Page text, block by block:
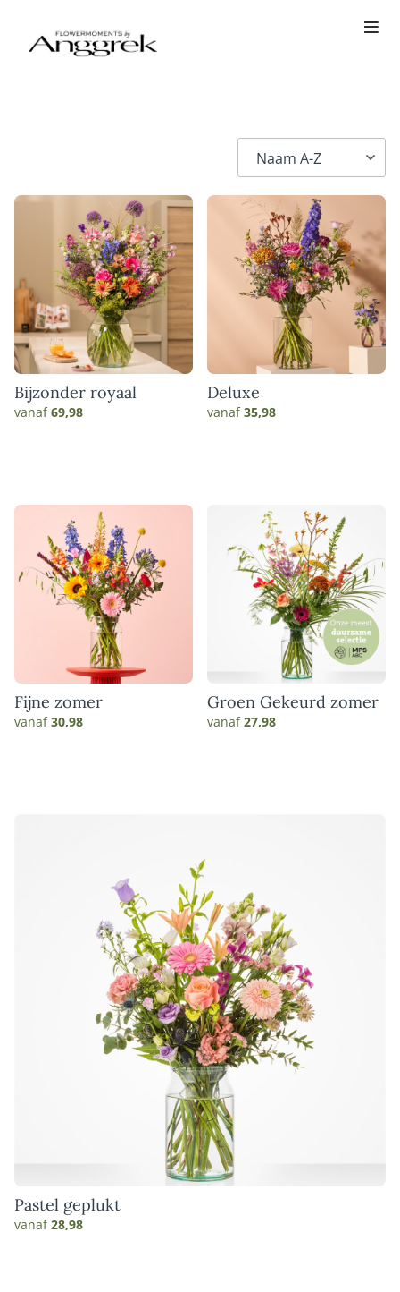
Bijzonder royaal
vanaf69,98
Deluxe
vanaf35,98
Fijne zomer
vanaf30,98
Groen Gekeurd zomer
vanaf27,98
Pastel geplukt
vanaf28,98